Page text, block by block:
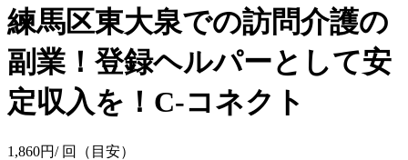
練馬区東大泉での訪問介護の
副業！登録ヘルパーとして安
定収入を！C-コネクト
1,860円/ 回（目安）